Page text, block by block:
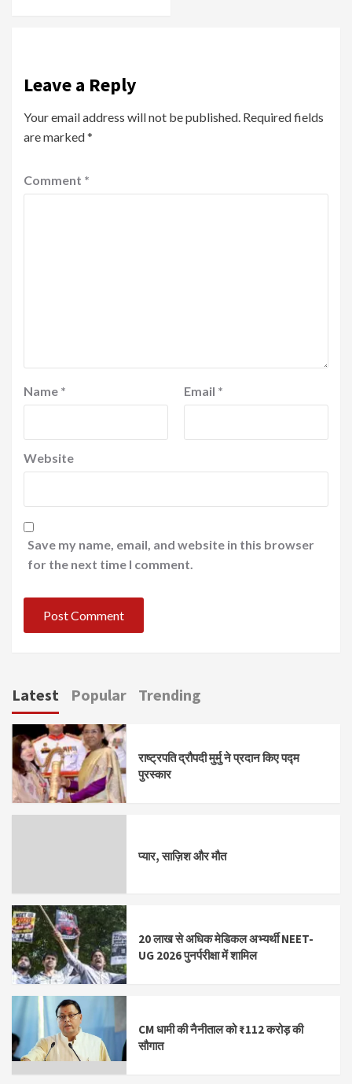
Leave a Reply
Your email address will not be published. Required fields
are marked*
Comment *
Name * Email *
Website
Save my name, email, and website in this browser
for the next time I comment.
Latest Popular Trending
राष्ट्रपति द्रौपदी मुर्मु ने प्रदान किए पद्म
पुरस्कार
प्यार, साज़िश और मौत
20 लाख से अधिक मेडिकल अभ्यर्थी NEET-
UG 2026 पुनर्परीक्षा में शामिल
CM धामी की नैनीताल को ₹112 करोड़ की
सौगात